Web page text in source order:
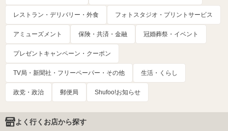
レストラン・デリバリー・外食 フォトスタジオ・プリントサービス
アミューズメント 保険・共済・金融 冠婚葬祭・イベント
プレゼントキャンペーン・クーポン
TV局・新聞社・フリーペーパー・その他 生活・くらし
政党・政治 郵便局 Shufoo!お知らせ
よく行くお店から探す